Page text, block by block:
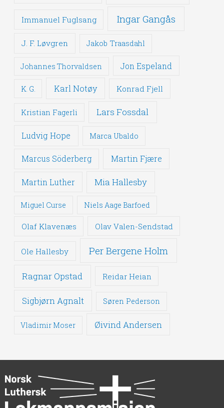
Immanuel Fuglsang Ingar Gangås
J. F. Løvgren Jakob Traasdahl
Johannes Thorvaldsen Jon Espeland
K. G. Karl Notøy Konrad Fjell
Kristian Fagerli Lars Fossdal
Ludvig Hope Marca Ubaldo
Marcus Söderberg Martin Fjære
Martin Luther Mia Hallesby
Miguel Curse Niels Aage Barfoed
Olaf Klavenæs Olav Valen-Sendstad
Ole Hallesby Per Bergene Holm
Ragnar Opstad Reidar Heian
Sigbjørn Agnalt Søren Pederson
Vladimir Moser Øivind Andersen